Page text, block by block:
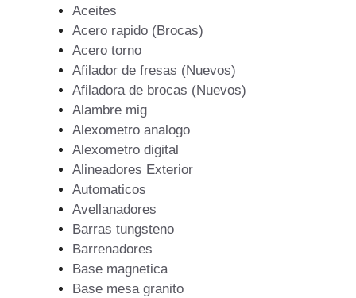
Aceites
Acero rapido (Brocas)
Acero torno
Afilador de fresas (Nuevos)
Afiladora de brocas (Nuevos)
Alambre mig
Alexometro analogo
Alexometro digital
Alineadores Exterior
Automaticos
Avellanadores
Barras tungsteno
Barrenadores
Base magnetica
Base mesa granito